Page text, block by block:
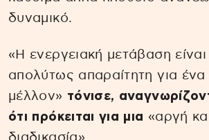
δυναμικό.
«Η ενεργειακή μετάβαση
απολύτως απαραίτητη για ένα
μέλλον» τόνισε,
ότι πρόκειται για μια «αργή